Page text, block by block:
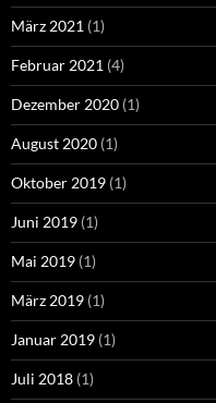
März 2021 (1)
Februar 2021 (4)
Dezember 2020 (1)
August 2020 (1)
Oktober 2019 (1)
Juni 2019 (1)
Mai 2019 (1)
März 2019 (1)
Januar 2019 (1)
Juli 2018 (1)